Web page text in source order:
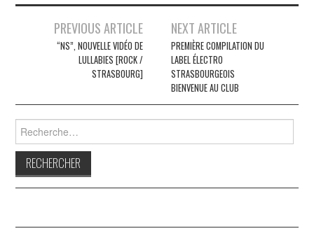
NavigationPREVIOUS ARTICLE
“NS”, NOUVELLE VIDÉO DE
LULLABIES [ROCK /
STRASBOURG]
NEXT ARTICLE
PREMIÈRE COMPILATION DU
LABEL ÉLECTRO
STRASBOURGEOIS
BIENVENUE AU CLUB